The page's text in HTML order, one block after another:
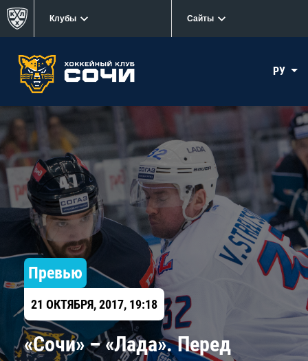
Клубы Сайты
РУ
Превью
21 ОКТЯБРЯ, 2017, 19:18
«Сочи» – «Лада». Перед